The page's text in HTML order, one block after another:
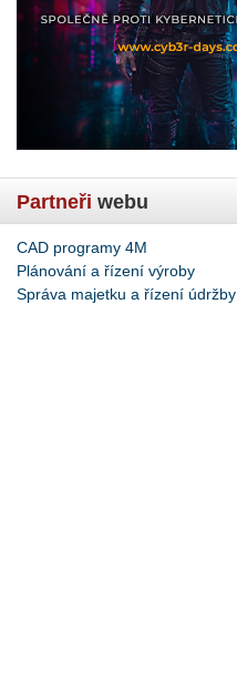
Partneři webu
CAD programy 4M
Plánování a řízení výroby
Správa majetku a řízení údržby